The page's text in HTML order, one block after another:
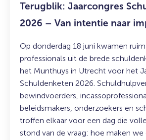
Terugblik: Jaarcongres
2026 – Van intentie naar
Op donderdag 18 juni kwamen
professionals uit de brede
het Munthuys in Utrecht voor het
Schuldenketen 2026.
bewindvoerders,
beleidsmakers, onderzoekers en
troffen elkaar voor een dag die
stond van de vraag: hoe maken we